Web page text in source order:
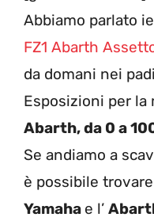
Abbiamo parlato
FZ1 Abarth
da domani nei
Esposizioni per la
Abarth, da 0 a
Se andiamo a
è possibile
Yamaha e l’